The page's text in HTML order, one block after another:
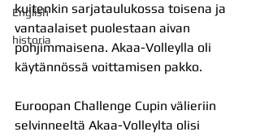
English
historia
kuitenkin sarjataulukossa toisena ja
vantaalaiset puolestaan aivan
pohjimmaisena. Akaa-Volleylla oli
käytännössä voittamisen pakko.
Euroopan Challenge Cupin välieriin
selvinneeltä Akaa-Volleylta olisi